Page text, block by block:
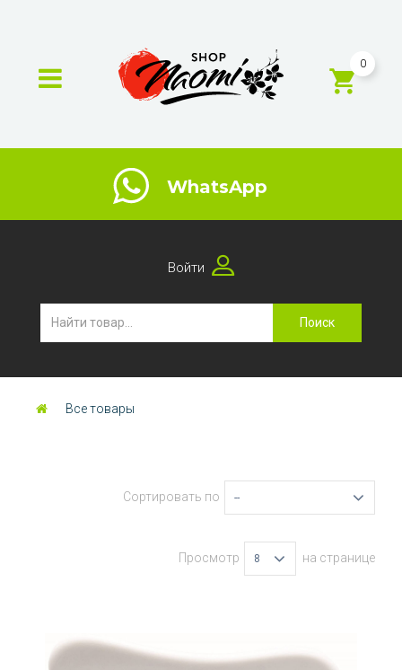
0
WhatsApp
Войти
Поиск
Все товары
Сортировать по --
Просмотр 8 на странице